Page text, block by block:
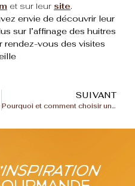
et sur leur site.
envie de découvrir leur
sur l’affinage des huitres
rendez-vous des visites
SUIVANT
Pourquoi et comment choisir un.e graphiste culinaire ?